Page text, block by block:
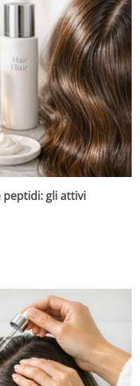
peptidi: gli attivi